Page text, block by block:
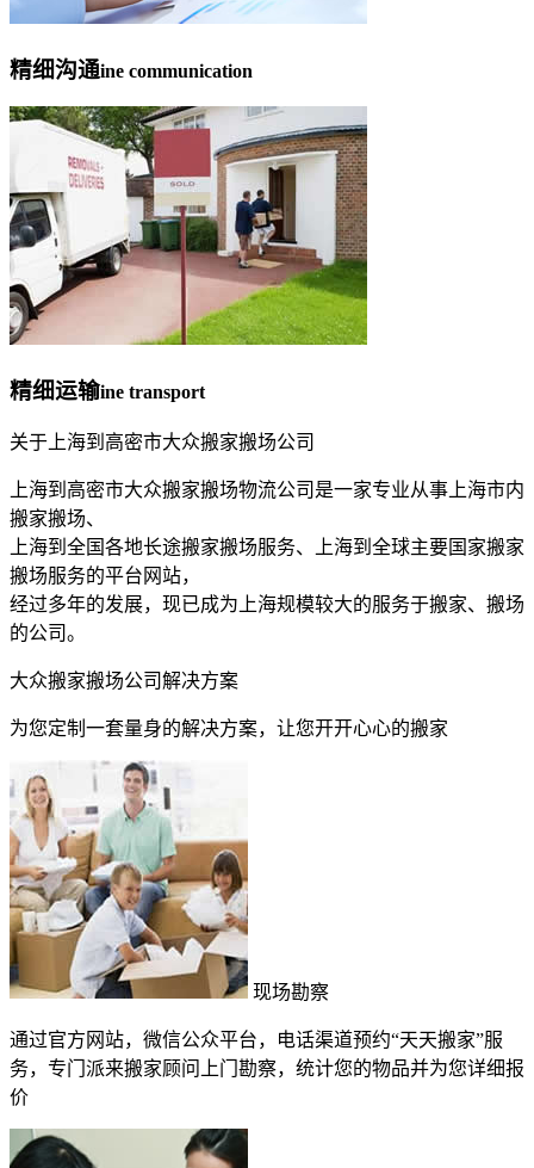
精细沟通ine communication
精细运输ine transport
关于上海到高密市大众搬家搬场公司
上海到高密市大众搬家搬场物流公司是一家专业从事上海市内
搬家搬场、
上海到全国各地长途搬家搬场服务、上海到全球主要国家搬家
搬场服务的平台网站，
经过多年的发展，现已成为上海规模较大的服务于搬家、搬场
的公司。
大众搬家搬场公司解决方案
为您定制一套量身的解决方案，让您开开心心的搬家
现场勘察
通过官方网站，微信公众平台，电话渠道预约“天天搬家”服
务，专门派来搬家顾问上门勘察，统计您的物品并为您详细报
价